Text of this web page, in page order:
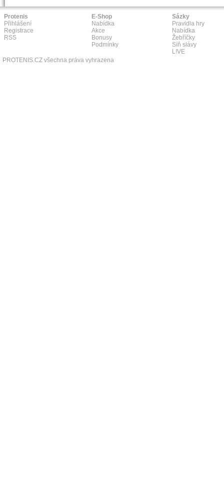
Protenis
Přihlášení
Registrace
RSS
E-Shop
Nabídka
Akce
Bonusy
Podmínky
Sázky
Pravidla hry
Nabídka
Žebříčky
Síň slávy
L!VE
PROTENIS.CZ všechna práva vyhrazena